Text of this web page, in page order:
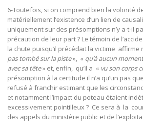
6-Toutefois, si on comprend bien la volonté
matériellement l’existence d’un lien de
uniquement sur des présomptions n’y a-t-il
précaution de leur part ? Le témoin de
la chute puisqu’il précédait la victime affirme
pas tombé sur la piste», « qu’à aucun
avec sa tête» et, enfin, qu’il a « vu son corps
présomption à la certitude il n’a qu’un pas
refusé à franchir estimant que les
et notamment l’impact du poteau étaient
excessivement pointilleux ? Ce sera à la
des appels du ministère public et de